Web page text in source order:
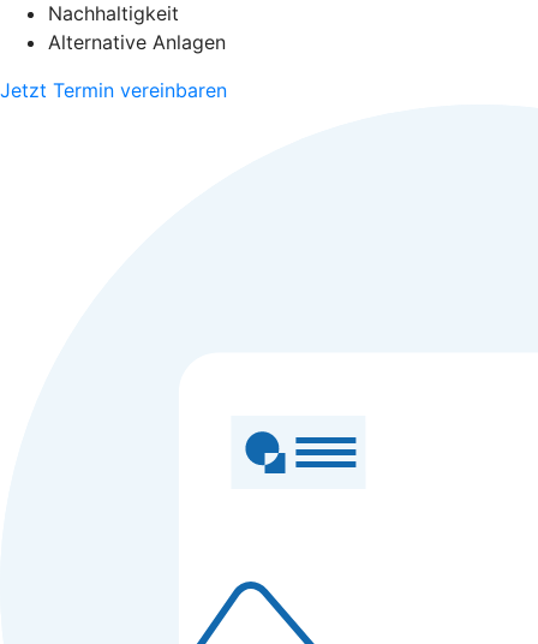
Nachhaltigkeit
Alternative Anlagen
Jetzt Termin vereinbaren